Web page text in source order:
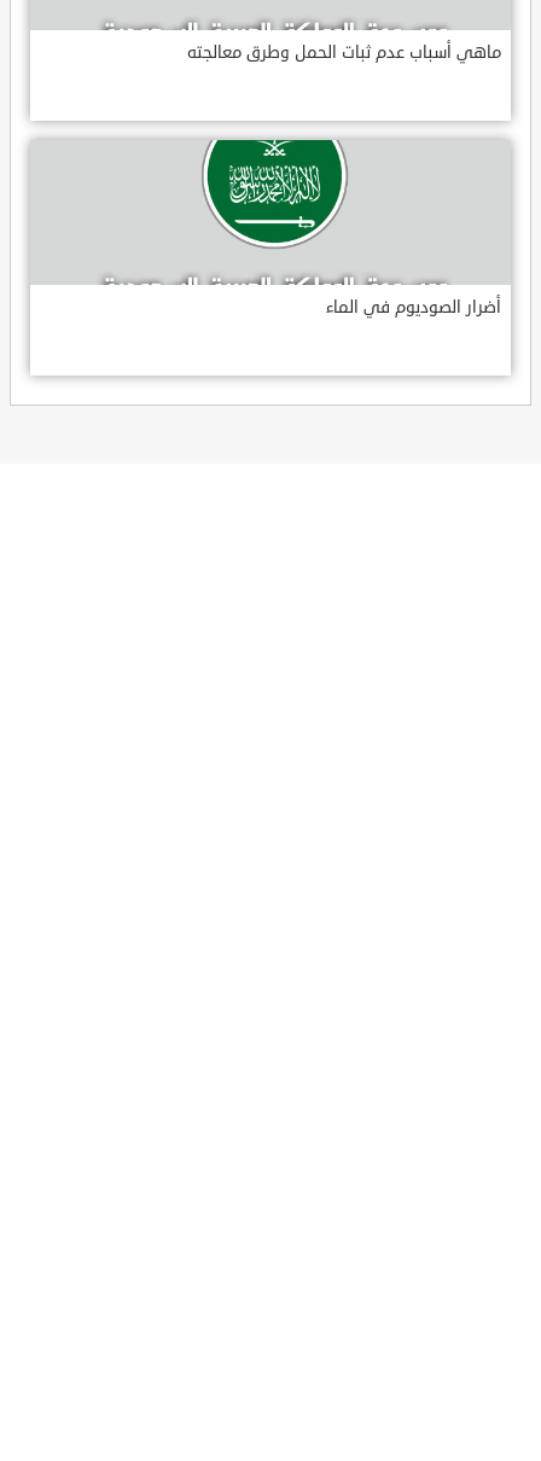
ماهي أسباب عدم ثبات الحمل وطرق معالجته
أضرار الصوديوم في الماء